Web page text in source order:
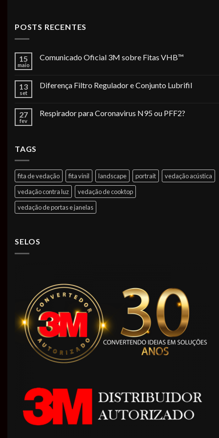
POSTS RECENTES
15
maio
Comunicado Oficial 3M sobre Fitas VHB™
13
set
Diferença Filtro Regulador e Conjunto Lubrifil
27
fev
Respirador para Coronavirus N95 ou PFF2?
TAGS
fita de vedação fita vinil landscape portrait
vedação acústica
vedação contra luz
vedação de cooktop
vedação de portas e janelas
SELOS